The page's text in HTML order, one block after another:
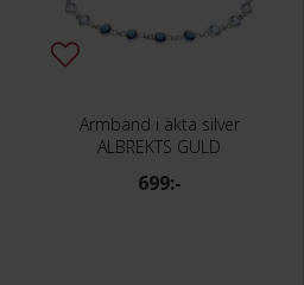
Armband i äkta silver
ALBREKTS GULD
699:-